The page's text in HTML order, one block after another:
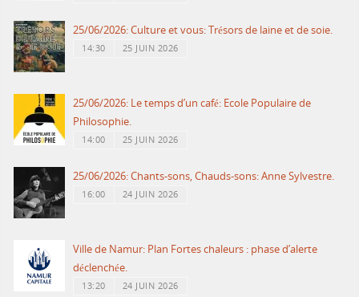
25/06/2026: Culture et vous: Trésors de laine et de soie.
14:30 25 JUIN 2026
25/06/2026: Le temps d’un café: Ecole Populaire de
Philosophie.
14:00 25 JUIN 2026
25/06/2026: Chants-sons, Chauds-sons: Anne Sylvestre.
16:00 24 JUIN 2026
Ville de Namur: Plan Fortes chaleurs : phase d’alerte
déclenchée.
13:20 24 JUIN 2026